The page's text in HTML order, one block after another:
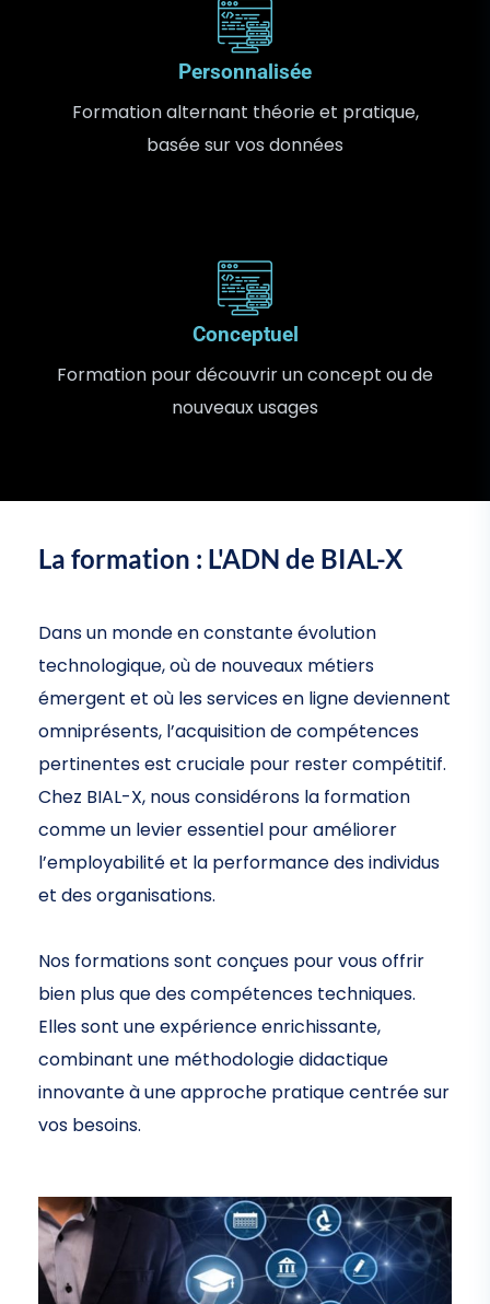
Personnalisée
Formation alternant théorie et pratique,
basée sur vos données
Conceptuel
Formation pour découvrir un concept ou de
nouveaux usages
La formation : L'ADN de BIAL-X
Dans un monde en constante évolution
technologique, où de nouveaux métiers
émergent et où les services en ligne deviennent
omniprésents, l’acquisition de compétences
pertinentes est cruciale pour rester compétitif.
Chez BIAL-X, nous considérons la formation
comme un levier essentiel pour améliorer
l’employabilité et la performance des individus
et des organisations.
Nos formations sont conçues pour vous offrir
bien plus que des compétences techniques.
Elles sont une expérience enrichissante,
combinant une méthodologie didactique
innovante à une approche pratique centrée sur
vos besoins.